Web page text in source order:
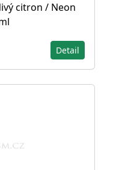
citron / Neon
Detail